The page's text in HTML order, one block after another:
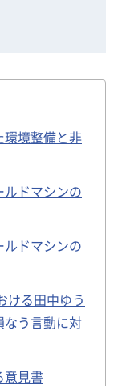
境整備と非
ドマシンの
ドマシンの
ける田中ゆう
なう言動に対
意見書